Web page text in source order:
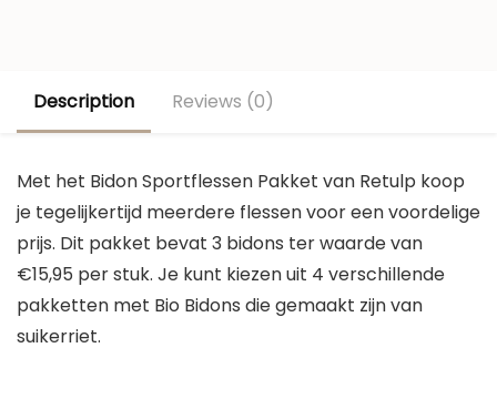
Description Reviews (0)
Met het Bidon Sportflessen Pakket van Retulp koop
je tegelijkertijd meerdere flessen voor een voordelige
prijs. Dit pakket bevat 3 bidons ter waarde van
€15,95 per stuk. Je kunt kiezen uit 4 verschillende
pakketten met Bio Bidons die gemaakt zijn van
suikerriet.